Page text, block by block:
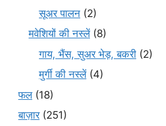
सूअर पालन (2)
मवेशियों की नस्लें(8)
गाय, भैंस, सुअर भेड़, बकरी (2)
मुर्गी की नस्लें(4)
फल(18)
बाज़ार(251)